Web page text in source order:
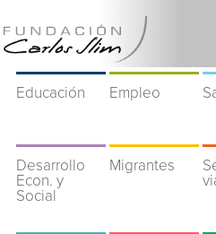
Educación Empleo
Desarrollo
Econ. y
Social
Migrantes